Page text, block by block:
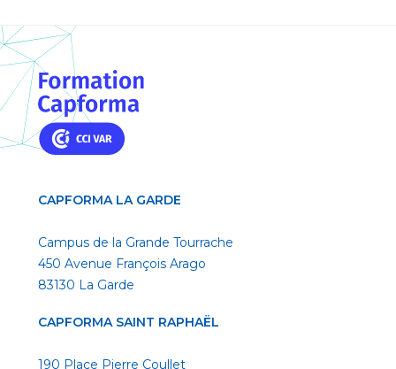
CAPFORMA LA GARDE
Campus de la Grande Tourrache
450 Avenue François Arago
83130 La Garde
CAPFORMA SAINT RAPHAËL
190 Place Pierre Coullet